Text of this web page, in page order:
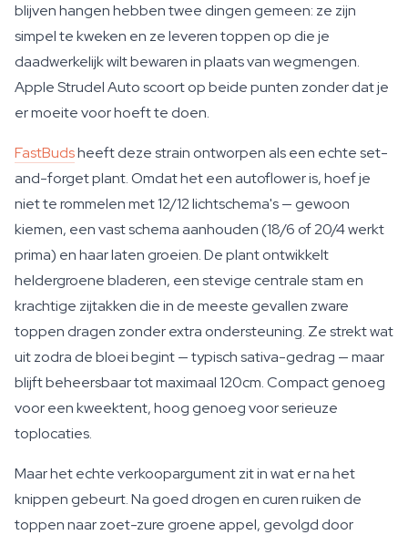
blijven hangen hebben twee dingen gemeen: ze zijn
simpel te kweken en ze leveren toppen op die je
daadwerkelijk wilt bewaren in plaats van wegmengen.
Apple Strudel Auto scoort op beide punten zonder dat je
er moeite voor hoeft te doen.
FastBudsheeft deze strain ontworpen als een echte set-
and-forget plant. Omdat het een autoflower is, hoef je
niet te rommelen met 12/12 lichtschema's — gewoon
kiemen, een vast schema aanhouden (18/6 of 20/4 werkt
prima) en haar laten groeien. De plant ontwikkelt
heldergroene bladeren, een stevige centrale stam en
krachtige zijtakken die in de meeste gevallen zware
toppen dragen zonder extra ondersteuning. Ze strekt wat
uit zodra de bloei begint — typisch sativa-gedrag — maar
blijft beheersbaar tot maximaal 120cm. Compact genoeg
voor een kweektent, hoog genoeg voor serieuze
toplocaties.
Maar het echte verkoopargument zit in wat er na het
knippen gebeurt. Na goed drogen en curen ruiken de
toppen naar zoet-zure groene appel, gevolgd door